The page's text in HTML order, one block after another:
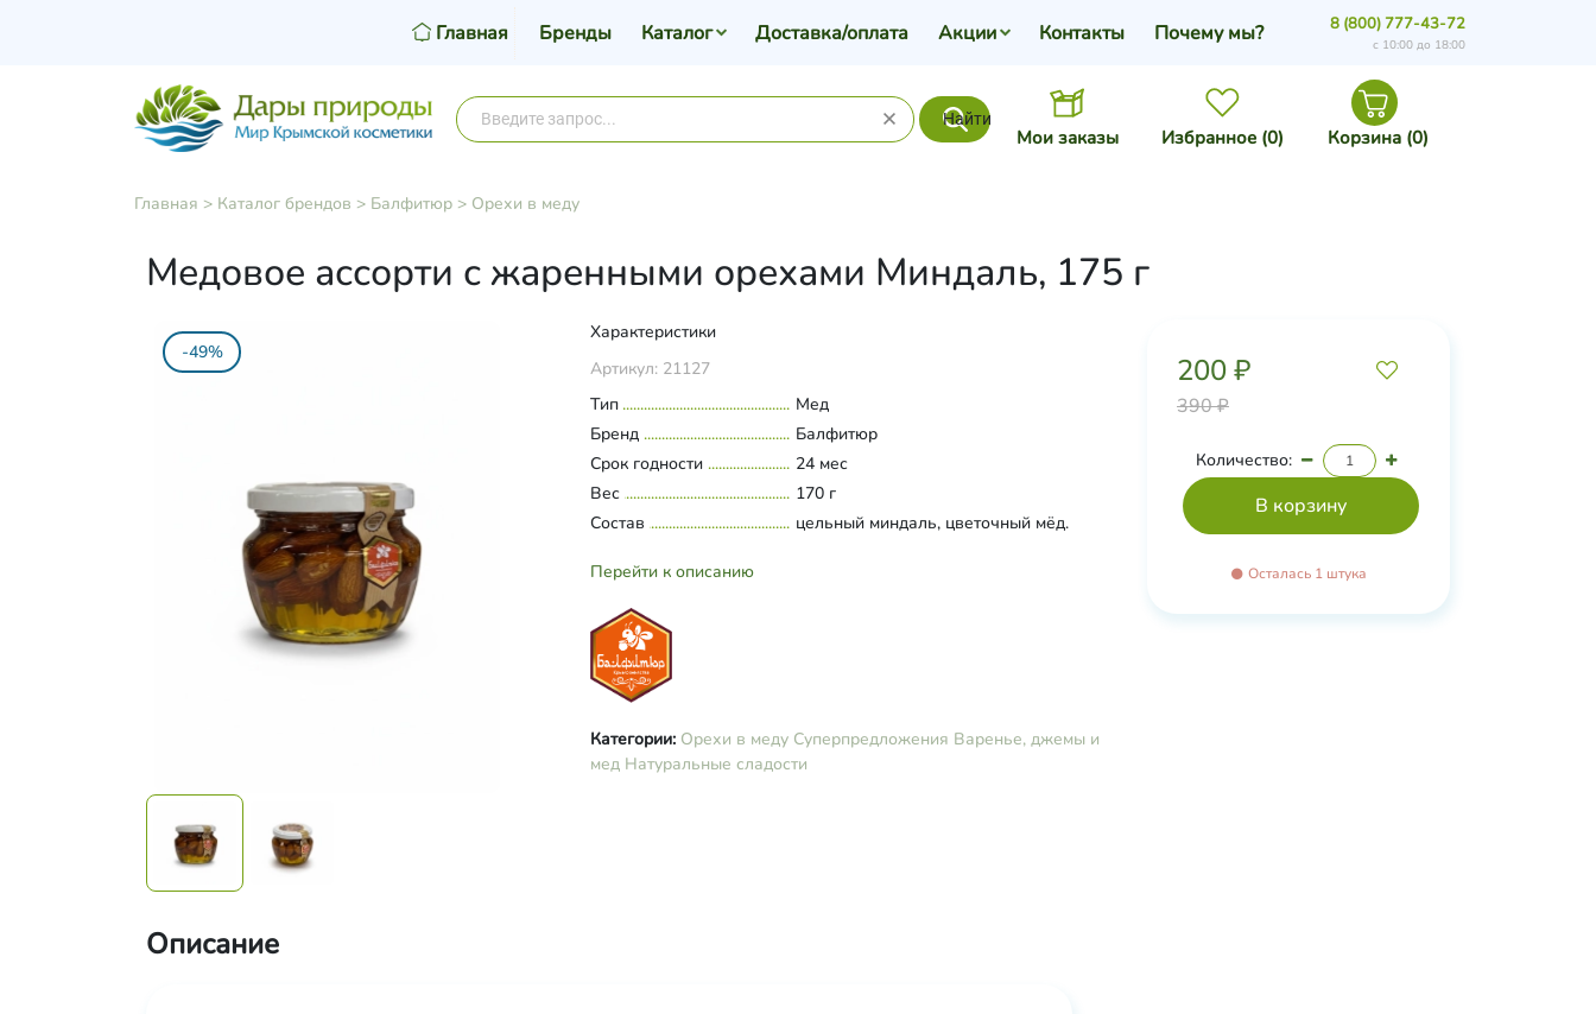
Найти
Мои заказы Избранное (0) Корзина (0)
Главная Бренды Каталог Доставка/оплата Акции Контакты Почему мы? 8 (800) 777-43-72
с 10:00 до 18:00
Главная > Каталог брендов > Балфитюр> Орехи в меду
Медовое ассорти с жаренными орехами Миндаль, 175 г
-49%
Характеристики
Артикул: 21127
Тип
Мед
Бренд
Балфитюр
Срок годности
24 мес
Вес
170 г
Состав
цельный миндаль, цветочный мёд.
Перейти к описанию
Категории: Орехи в меду Суперпредложения Варенье, джемы и
мед Натуральные сладости
200 ₽
390 ₽
Количество:
Осталась 1 штука
Описание